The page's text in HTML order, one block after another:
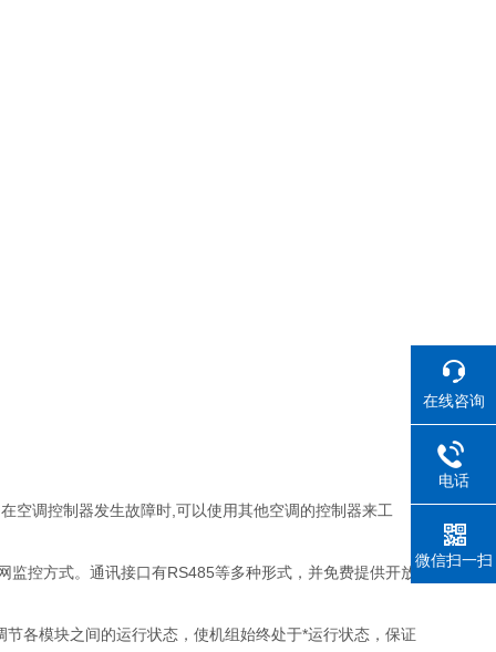
空调控制器发生故障时,可以使用其他空调的控制器来工
控方式。通讯接口有RS485等多种形式，并免费提供开放
各模块之间的运行状态，使机组始终处于*运行状态，保证
在线咨询
电话
微信扫一扫